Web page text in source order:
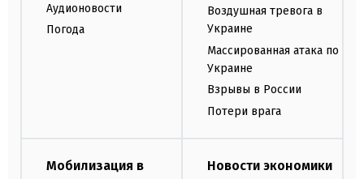
Аудионовости
Погода
Воздушная тревога в
Украине
Массированная атака по
Украине
Взрывы в России
Потери врага
Мобилизация в
Новости экономики